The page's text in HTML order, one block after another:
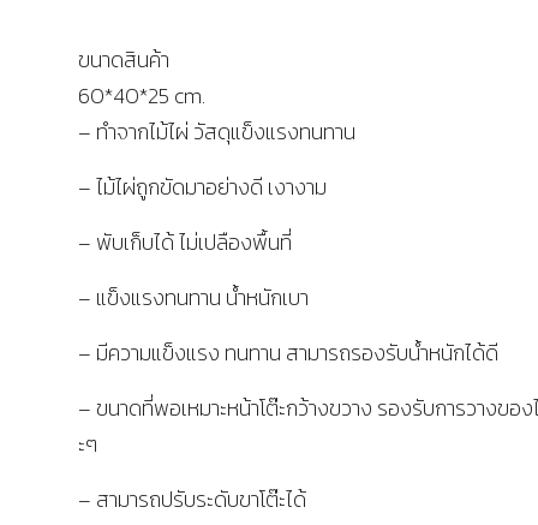
ขนาดสินค้า
60*40*25 cm.
– ทำจากไม้ไผ่ วัสดุแข็งแรงทนทาน
– ไม้ไผ่ถูกขัดมาอย่างดี เงางาม
– พับเก็บได้ ไม่เปลืองพื้นที่
– แข็งแรงทนทาน น้ำหนักเบา
– มีความแข็งแรง ทนทาน สามารถรองรับน้ำหนักได้ดี
– ขนาดที่พอเหมาะหน้าโต๊ะกว้างขวาง รองรับการวางของ
ะๆ
– สามารถปรับระดับขาโต๊ะได้